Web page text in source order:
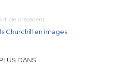
précédent
Churchill en images.
PLUS DANS